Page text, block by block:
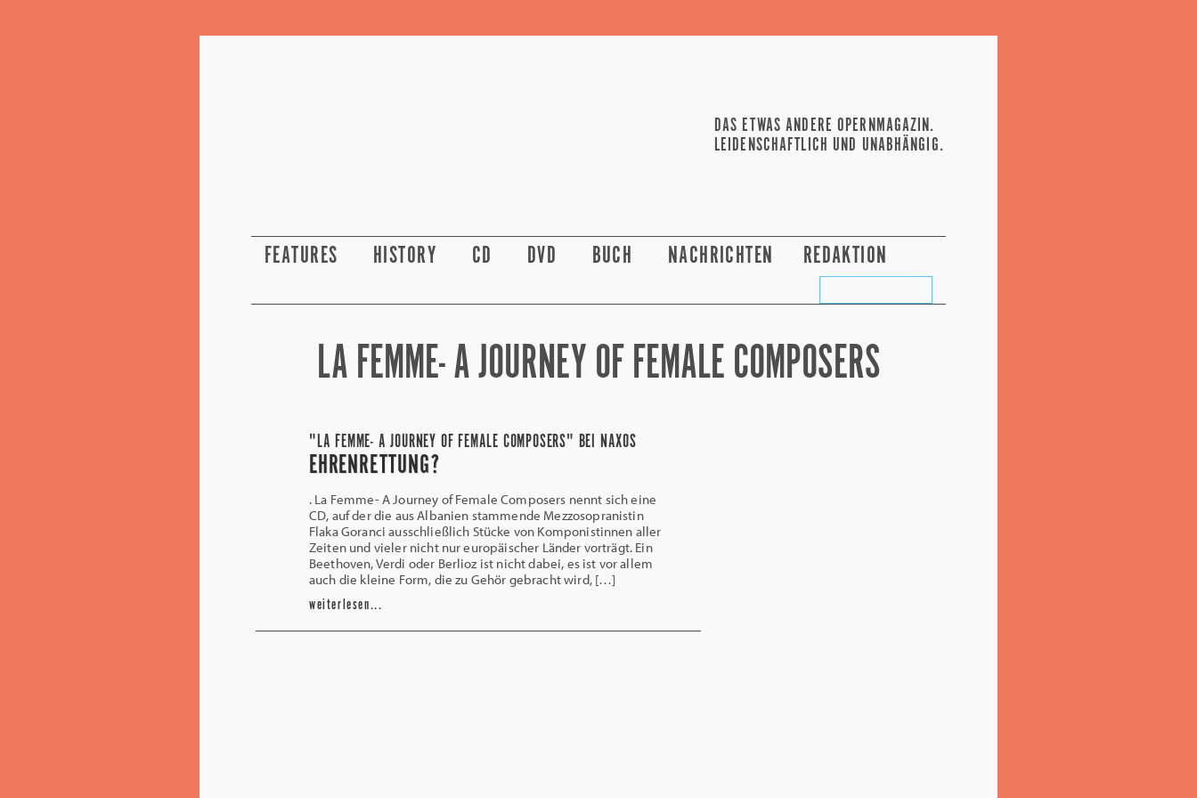
DAS ETWAS ANDERE OPERNMAGAZIN.
LEIDENSCHAFTLICH UND UNABHÄNGIG.
FEATURES HISTORY CD DVD BUCH NACHRICHTEN REDAKTION
LA FEMME- A JOURNEY OF FEMALE COMPOSERS
"LA FEMME- A JOURNEY OF FEMALE COMPOSERS" BEI NAXOS
EHRENRETTUNG?
. La Femme- A Journey of Female Composers nennt sich eine
CD, auf der die aus Albanien stammende Mezzosopranistin
Flaka Goranci ausschließlich Stücke von Komponistinnen aller
Zeiten und vieler nicht nur europäischer Länder vorträgt. Ein
Beethoven, Verdi oder Berlioz ist nicht dabei, es ist vor allem
auch die kleine Form, die zu Gehör gebracht wird, […]
weiterlesen...